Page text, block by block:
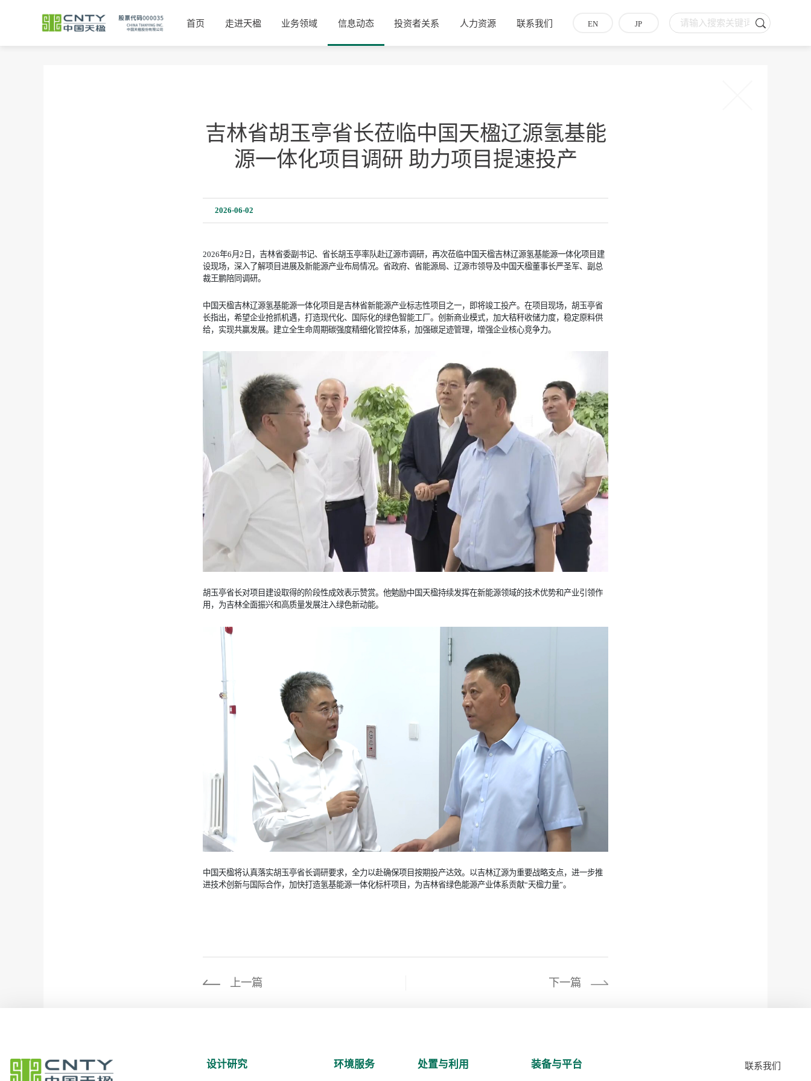
首页 走进天楹 业务领域 信息动态 投资者关系 人力资源 联系我们 EN JP
吉林省胡玉亭省长莅临中国天楹辽源氢基能
源一体化项目调研 助力项目提速投产
2026-06-02
2026年6月2日，吉林省委副书记、省长胡玉亭率队赴辽源市调研，再次莅临中国天楹吉林辽源氢基能源一体化项目建
设现场，深入了解项目进展及新能源产业布局情况。省政府、省能源局、辽源市领导及中国天楹董事长严圣军、副总
裁王鹏陪同调研。
中国天楹吉林辽源氢基能源一体化项目是吉林省新能源产业标志性项目之一，即将竣工投产。在项目现场，胡玉亭省
长指出，希望企业抢抓机遇，打造现代化、国际化的绿色智能工厂。创新商业模式，加大秸秆收储力度，稳定原料供
给，实现共赢发展。建立全生命周期碳强度精细化管控体系，加强碳足迹管理，增强企业核心竞争力。
胡玉亭省长对项目建设取得的阶段性成效表示赞赏。他勉励中国天楹持续发挥在新能源领域的技术优势和产业引领作
用，为吉林全面振兴和高质量发展注入绿色新动能。
中国天楹将认真落实胡玉亭省长调研要求，全力以赴确保项目按期投产达效。以吉林辽源为重要战略支点，进一步推
进技术创新与国际合作，加快打造氢基能源一体化标杆项目，为吉林省绿色能源产业体系贡献“天楹力量”。
上一篇 下一篇
设计研究 环境服务 处置与利用 装备与平台 联系我们